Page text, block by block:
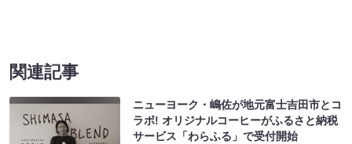
関連記事
ニューヨーク・嶋佐が地元富士吉田市とコ
ラボ! オリジナルコーヒーがふるさと納税
サービス「わらふる」で受付開始